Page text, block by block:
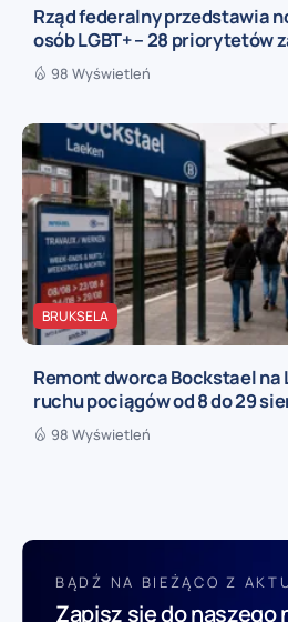
Rząd federalny przedstawia
osób LGBT+ – 28 priorytetów
98 Wyświetleń
BRUKSELA
Remont dworca Bockstael na
ruchu pociągów od 8 do 29
98 Wyświetleń
BĄDŹ NA BIEŻĄCO Z
Zapisz się do